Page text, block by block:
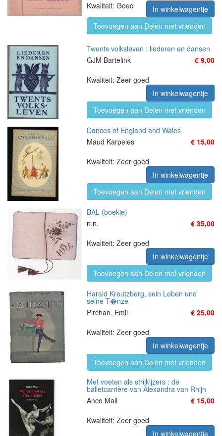
Kwaliteit: Goed
In winkelwagentje
Toevoegen aan Delen met vrienden
Twents volksleven : liederen en dansen
GJM Bartelink
€ 9,00
Kwaliteit: Zeer goed
In winkelwagentje
Toevoegen aan Delen met vrienden
Dances of England and Wales
Maud Karpeles
€ 15,00
Kwaliteit: Zeer goed
In winkelwagentje
Toevoegen aan Delen met vrienden
BAL (boekje)
n.n.
€ 35,00
Kwaliteit: Zeer goed
In winkelwagentje
Toevoegen aan Delen met vrienden
Harald Kreutzberg, sein Leben und
seine T�nze
Pirchan, Emil
€ 25,00
Kwaliteit: Zeer goed
In winkelwagentje
Toevoegen aan Delen met vrienden
Met voeten als strijkijzers : de
balletcarrière van Alexandra van Rhijn
Anco Mali
€ 15,00
Kwaliteit: Zeer goed
In winkelwagentje